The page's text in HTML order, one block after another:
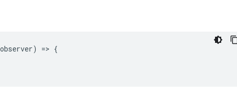
observer) => {